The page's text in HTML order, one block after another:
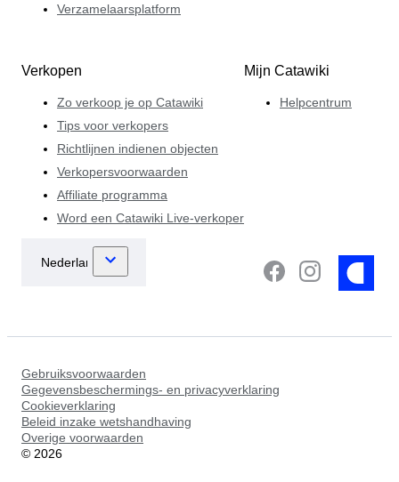
Verzamelaarsplatform
Verkopen
Zo verkoop je op Catawiki
Tips voor verkopers
Richtlijnen indienen objecten
Verkopersvoorwaarden
Affiliate programma
Word een Catawiki Live-verkoper
Mijn Catawiki
Helpcentrum
Gebruiksvoorwaarden
Gegevensbeschermings- en privacyverklaring
Cookieverklaring
Beleid inzake wetshandhaving
Overige voorwaarden
© 2026